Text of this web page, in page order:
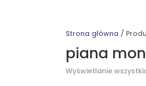
Strona główna /
piana
Wyświetlanie